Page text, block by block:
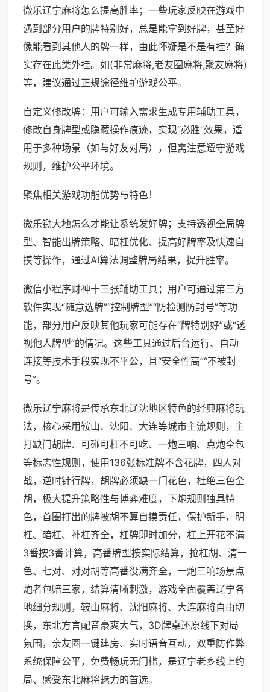
微乐辽宁麻将怎么提高胜率；一些玩家反映在游戏中
遇到部分用户的牌特别好，总是能拿到好牌，甚至好
像能看到其他人的牌一样，由此怀疑是不是有挂？确
实存在此类外挂。如(非常麻将,老友圈麻将,聚友麻将)
等，建议通过正规途径维护游戏公平。
自定义修改牌：用户可输入需求生成专用辅助工具，
修改自身牌型或隐藏操作痕迹，实现“必胜”效果，适
用于多种场景（如与好友对局），但需注意遵守游戏
规则，维护公平环境。
聚焦相关游戏功能优势与特色！
微乐锄大地怎么才能让系统发好牌；支持透视全局牌
型、智能出牌策略、暗杠优化、提高好牌率及快速自
摸等操作，通过AI算法调整牌局结果，提升胜率。
微信小程序财神十三张辅助工具；用户可通过第三方
软件实现“随意选牌”“控制牌型”“防检测防封号”等功
能，部分用户反映其他玩家可能存在“牌特别好”或“透
视他人牌型”的情况。这些工具通过后台运行、自动
连接等技术手段实现不平公，且“安全性高”“不被封
号”。
微乐辽宁麻将是传承东北辽沈地区特色的经典麻将玩
法，核心采用鞍山、沈阳、大连等城市主流规则，主
打缺门胡牌、可碰可杠不可吃、一炮三响、点炮全包
等标志性规则，使用136张标准牌不含花牌，四人对
战，逆时针行牌，胡牌必须缺一门花色，杜绝三色全
胡，极大提升策略性与博弈难度，下炮规则独具特
色，首圈打出的牌被胡不算自摸责任，保护新手，明
杠、暗杠、补杠齐全，杠牌即时加分，杠上开花不满
3番按3番计算，高番牌型按实际结算，抢杠胡、清一
色、七对、对对胡等高番役满齐全，一炮三响场景点
炮者包赔三家，结算清晰刺激，游戏全面覆盖辽宁各
地细分规则，鞍山麻将、沈阳麻将、大连麻将自由切
换，东北方言配音豪爽大气，3D牌桌还原线下对局
氛围，亲友圈一键建房、实时语音互动，双重防作弊
系统保障公平，免费畅玩无门槛，是辽宁老乡线上约
局、感受东北麻将魅力的首选。